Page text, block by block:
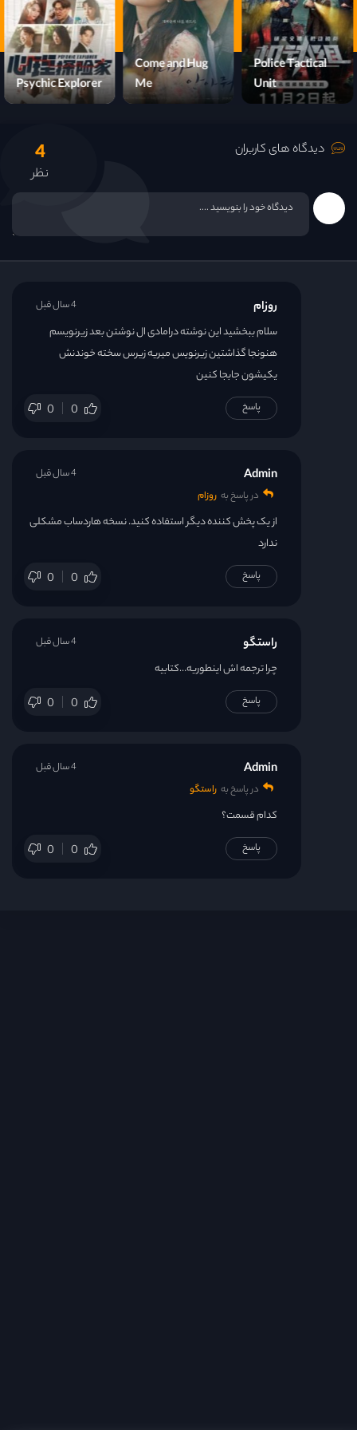
قسمت 16
Police Tactical
Unit
Come and Hug
Me
Psychic Explorer
دیدگاه های کاربران 4
نظر
روزام
سلام ببخشید این نوشته درامادی ال نوشتن بعد زیرنویسم
هنونجا گذاشتین زیرنویس میریه زیرس سخته خوندنش
یکیشون جابجا کنین
0 0
4 سال قبل
پاسخ
Admin
در پاسخ به روزام
از یک پخش کننده دیگر استفاده کنید. نسخه هاردساب مشکلی
ندارد
0 0
4 سال قبل
پاسخ
راستگو
چرا ترجمه اش اینطوریه…کتابیه
0 0
4 سال قبل
پاسخ
Admin
در پاسخ به راستگو
کدام قسمت؟
0 0
4 سال قبل
پاسخ